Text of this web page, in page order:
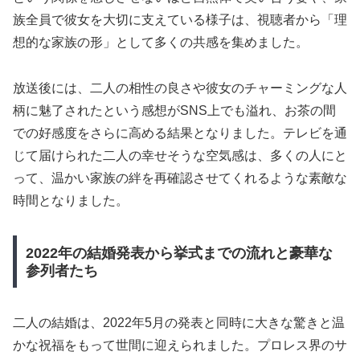
族全員で彼女を大切に支えている様子は、視聴者から「理
想的な家族の形」として多くの共感を集めました。
放送後には、二人の相性の良さや彼女のチャーミングな人
柄に魅了されたという感想がSNS上でも溢れ、お茶の間
での好感度をさらに高める結果となりました。テレビを通
じて届けられた二人の幸せそうな空気感は、多くの人にと
って、温かい家族の絆を再確認させてくれるような素敵な
時間となりました。
2022年の結婚発表から挙式までの流れと豪華な
参列者たち
二人の結婚は、2022年5月の発表と同時に大きな驚きと温
かな祝福をもって世間に迎えられました。プロレス界のサ